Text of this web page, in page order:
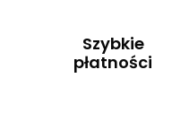
Szybkie
płatności